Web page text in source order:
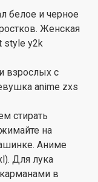
белое и черное
Женская
style y2k
взрослых с
anime zxs
стирать
на
Аниме
Для лука
в